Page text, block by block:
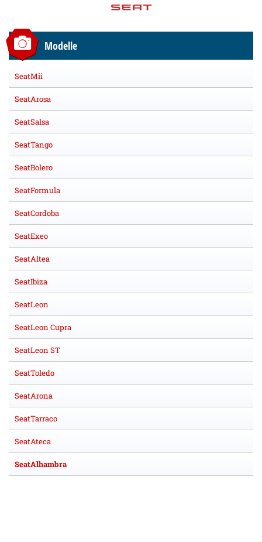
Modelle
SeatMii
SeatArosa
SeatSalsa
SeatTango
SeatBolero
SeatFormula
SeatCordoba
SeatExeo
SeatAltea
SeatIbiza
SeatLeon
SeatLeon Cupra
SeatLeon ST
SeatToledo
SeatArona
SeatTarraco
SeatAteca
SeatAlhambra